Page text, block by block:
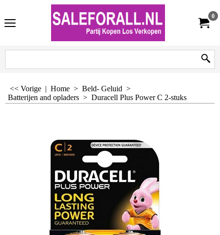
0
<< Vorige | Home > Beld- Geluid >
Batterijen and opladers > Duracell Plus Power C 2-stuks